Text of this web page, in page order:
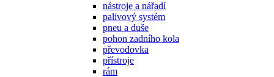
nástroje a nářadí
palivový systém
pneu a duše
pohon zadního kola
převodovka
přístroje
rám